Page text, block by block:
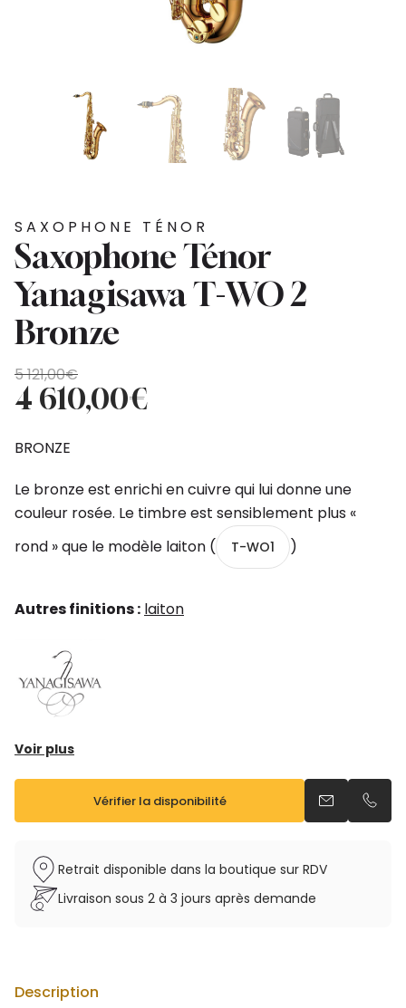
SAXOPHONE TÉNOR
Saxophone Ténor
Yanagisawa T-WO 2
Bronze
5 121,00€
Le
prix
initial
était :
121,00€.
4 610,00€
Le
prix
actuel
est :
610,00€.
BRONZE
Le bronze est enrichi en cuivre qui lui donne une
couleur rosée. Le timbre est sensiblement plus «
rond » que le modèle laiton (
T-WO1 )
Autres finitions : laiton
Pavillon : bronze
Clés : laiton
Finition : verni
Voir plus
Vérifier la disponibilité Envoyer un
Retrait disponible dans la boutique sur RDV
Livraison sous 2 à 3 jours après demande
Description